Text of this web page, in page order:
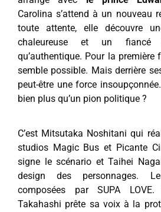
Carolina s’attend à un nouveau
toute attente, elle découvre
chaleureuse et un fiancé
qu’authentique. Pour la première
semble possible. Mais derrière
peut-être une force
bien plus qu’un pion politique ?
C’est Mitsutaka Noshitani qui
studios Magic Bus et Picante
signe le scénario et Taihei
design des personnages.
composées par SUPA
Takahashi prête sa voix à la